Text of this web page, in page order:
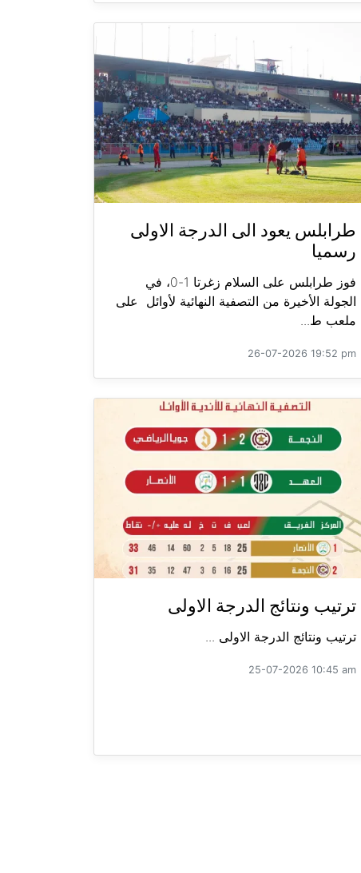
طرابلس يعود الى الدرجة الاولى
رسميا
فوز طرابلس على السلام زغرتا 1-0، في
الجولة الأخيرة من التصفية النهائية لأوائل على
ملعب ط...
26-07-2026 19:52 pm
ترتيب ونتائج الدرجة الاولى
ترتيب ونتائج الدرجة الاولى ...
25-07-2026 10:45 am